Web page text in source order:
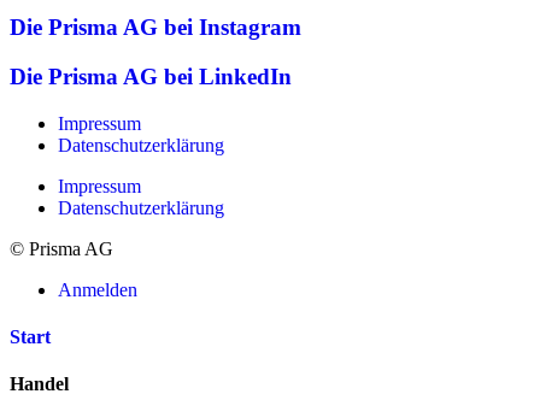
Die Prisma AG bei Instagram
Die Prisma AG bei LinkedIn
Impressum
Datenschutzerklärung
Impressum
Datenschutzerklärung
© Prisma AG
Anmelden
Start
Handel